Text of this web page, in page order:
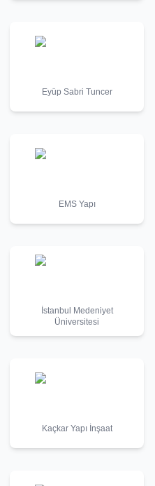
Eyüp Sabri Tuncer
EMS Yapı
İstanbul Medeniyet
Üniversitesi
Kaçkar Yapı İnşaat